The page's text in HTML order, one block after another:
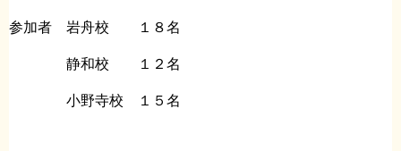
参加者 岩舟校 １８名
静和校 １２名
小野寺校 １５名